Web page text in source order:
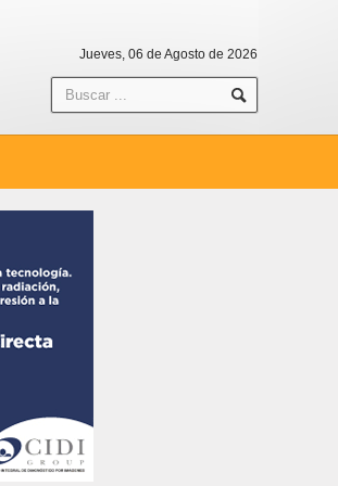
Jueves, 06 de Agosto de 2026